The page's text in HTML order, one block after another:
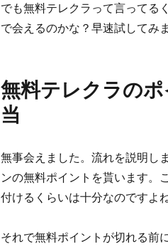
でも無料テレクラって言ってる
で会えるのかな？早速試してみ
無料テレクラの
当
無事会えました。流れを説明し
ンの無料ポイントを貰います。
付けるくらいは十分なのですよね
それで無料ポイントが切れる前